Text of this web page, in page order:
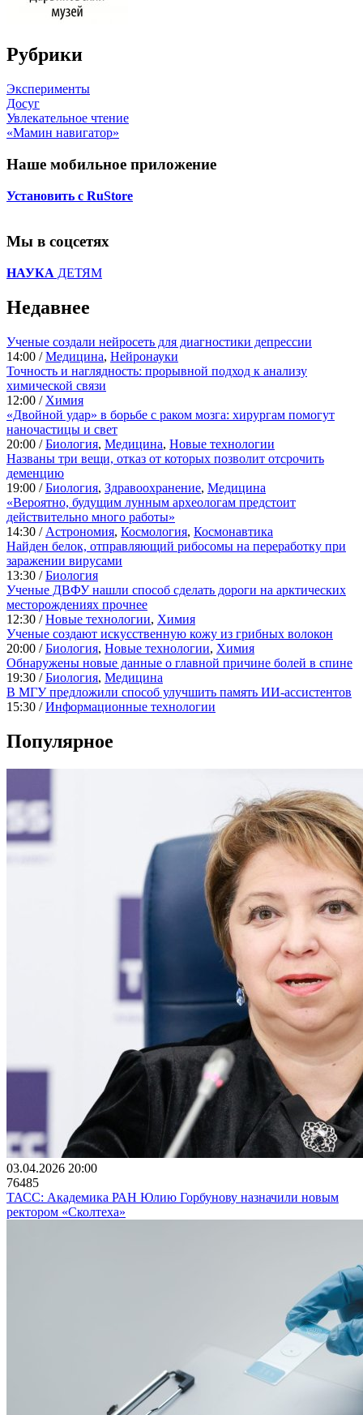
Рубрики
Эксперименты
Досуг
Увлекательное чтение
«Мамин навигатор»
Наше мобильное приложение
Установить с RuStore
Мы в соцсетях
НАУКА ДЕТЯМ
Недавнее
Ученые создали нейросеть для диагностики депрессии
14:00 /Медицина, Нейронауки
Точность и наглядность: прорывной подход к анализу
химической связи
12:00 / Химия
«Двойной удар» в борьбе с раком мозга: хирургам помогут
наночастицы и свет
20:00 /Биология, Медицина, Новые технологии
Названы три вещи, отказ от которых позволит отсрочить
деменцию
19:00 /Биология, Здравоохранение, Медицина
«Вероятно, будущим лунным археологам предстоит
действительно много работы»
14:30 / Астрономия, Космология, Космонавтика
Найден белок, отправляющий рибосомы на переработку при
заражении вирусами
13:30 /Биология
Ученые ДВФУ нашли способ сделать дороги на арктических
месторождениях прочнее
12:30 /Новые технологии, Химия
Ученые создают искусственную кожу из грибных волокон
20:00 /Биология, Новые технологии, Химия
Обнаружены новые данные о главной причине болей в спине
19:30 /Биология, Медицина
В МГУ предложили способ улучшить память ИИ-ассистентов
15:30 /Информационные технологии
Популярное
03.04.2026 20:00
76485
ТАСС: Академика РАН Юлию Горбунову назначили новым
ректором «Сколтеха»